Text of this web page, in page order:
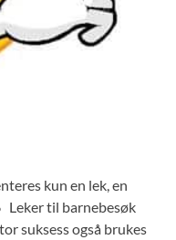
kun en lek, en
til barnebesøk
suksess også brukes